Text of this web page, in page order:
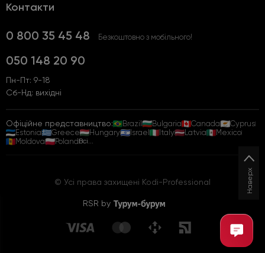
Контакти
0 800 35 45 48 Безкоштовно з мобільного!
050 148 20 90
Пн-Пт: 9-18
Сб-Нд: вихідні
Офіційне представництво: Brazil Bulgaria Canada
Cyprus
Estonia
Greece Hungary Israel Italy Latvia
Mexico
Moldova
PolandВсі...
© Усі права захищені Kodi-Professional
RSR by
Наверх